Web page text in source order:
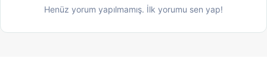
Henüz yorum yapılmamış. İlk yorumu sen yap!